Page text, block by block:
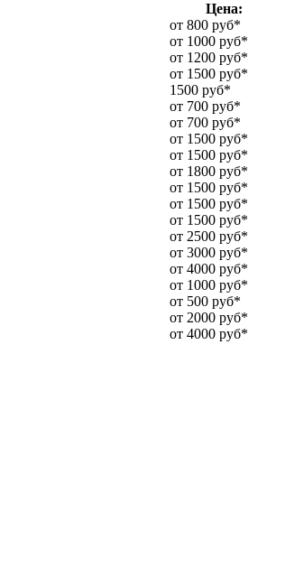
Цена:
от 800 руб*
от 1000 руб*
от 1200 руб*
от 1500 руб*
1500 руб*
от 700 руб*
от 700 руб*
от 1500 руб*
от 1500 руб*
от 1800 руб*
от 1500 руб*
от 1500 руб*
от 1500 руб*
от 2500 руб*
от 3000 руб*
от 4000 руб*
от 1000 руб*
от 500 руб*
от 2000 руб*
от 4000 руб*